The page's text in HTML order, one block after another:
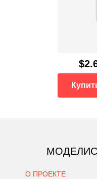
О ПРОЕКТЕ